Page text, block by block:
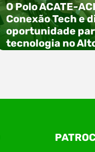
O Polo ACATE-
Conexão Tech e
oportunidade
tecnologia no
O Polo ACATE-
de Tecnologia da